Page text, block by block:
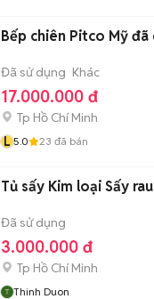
Bếp chiên Pitco Mỹ đã
Đã sử dụng Khác
17.000.000 đ
Tp Hồ Chí Minh
L 5.0 23 đã bán
Tủ sấy Kim loại Sấy
Đã sử dụng
3.000.000 đ
Tp Hồ Chí Minh
Thinh Duon